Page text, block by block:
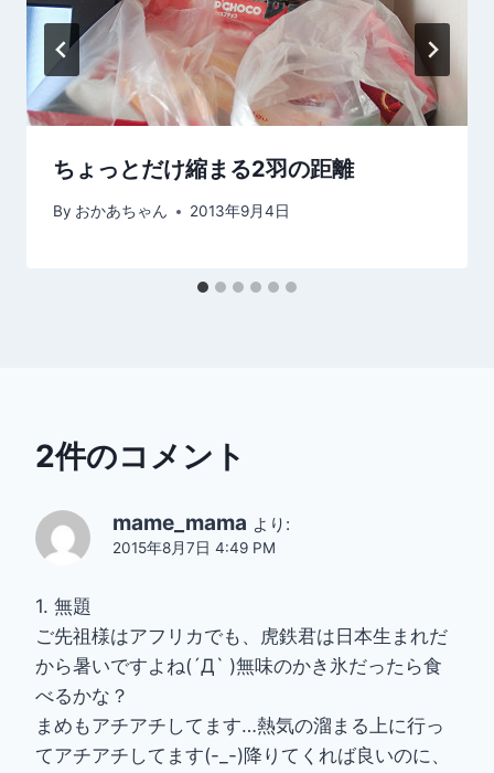
ちょっとだけ縮まる2羽の距離
By おかあちゃん 2013年9月4日
2件のコメント
mame_mama より:
2015年8月7日 4:49 PM
1. 無題
ご先祖様はアフリカでも、虎鉄君は日本生まれだ
から暑いですよね(´Д` )無味のかき氷だったら食
べるかな？
まめもアチアチしてます…熱気の溜まる上に行っ
てアチアチしてます(-_-)降りてくれば良いのに、